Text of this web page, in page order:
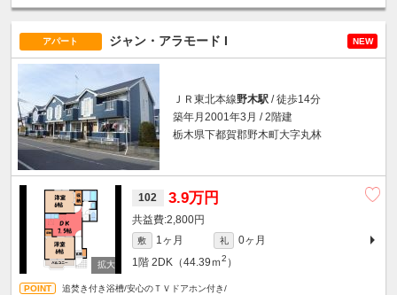
アパート ジャン・アラモード I NEW
ＪＲ東北本線野木駅 / 徒歩14分
築年月2001年3月 / 2階建
栃木県下都賀郡野木町大字丸林
102 3.9万円
2,800円
敷 1ヶ月 礼
0ヶ月
1階 2DK（44.39ｍ2 ）
追焚き付き浴槽/安心のＴＶドアホン付き/